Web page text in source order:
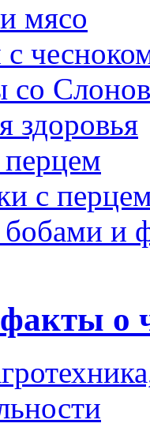
мясо
с
со
здоровья
с
бобами и
о